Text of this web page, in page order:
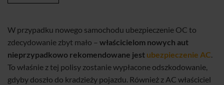
W przypadku nowego samochodu ubezpieczenie OC to
zdecydowanie zbyt mało – właścicielom nowych aut
nieprzypadkowo rekomendowane jest ubezpieczenie AC.
To właśnie z tej polisy zostanie wypłacone odszkodowanie,
gdyby doszło do kradzieży pojazdu. Również z AC właściciel